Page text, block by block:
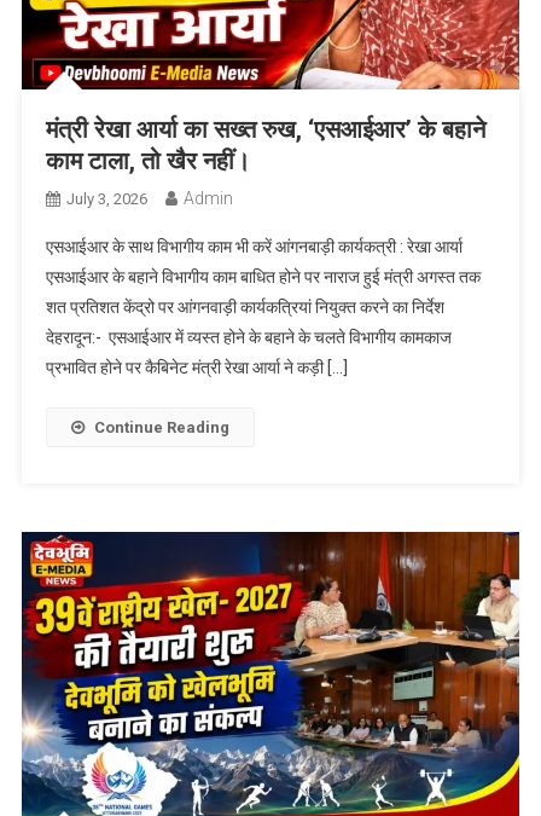
मंत्री रेखा आर्या का सख्त रुख, ‘एसआईआर’ के बहाने
काम टाला, तो खैर नहीं।
July 3, 2026 Admin
एसआईआर के साथ विभागीय काम भी करें आंगनबाड़ी कार्यकत्री : रेखा आर्या
एसआईआर के बहाने विभागीय काम बाधित होने पर नाराज हुई मंत्री अगस्त तक
शत प्रतिशत केंद्रो पर आंगनवाड़ी कार्यकत्रियां नियुक्त करने का निर्देश
देहरादून:- एसआईआर में व्यस्त होने के बहाने के चलते विभागीय कामकाज
प्रभावित होने पर कैबिनेट मंत्री रेखा आर्या ने कड़ी […]
Continue Reading